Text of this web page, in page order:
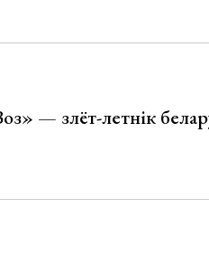
— злёт-летнік